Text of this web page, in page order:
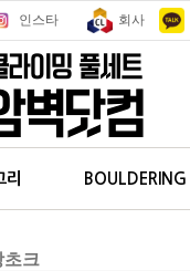
인스타 회사
리 BOULDERING
초크